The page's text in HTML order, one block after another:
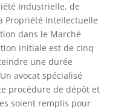
Industrielle, de
Propriété Intellectuelle
dans le Marché
initiale est de cinq
une durée
avocat spécialisé
procédure de dépôt et
soient remplis pour